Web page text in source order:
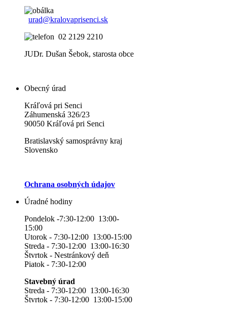
urad@kralovaprisenci.sk
02 2129 2210
JUDr. Dušan Šebok, starosta obce
Obecný úrad
Kráľová pri Senci
Záhumenská 326/23
90050 Kráľová pri Senci
Bratislavský samosprávny kraj
Slovensko
Ochrana osobných údajov
Úradné hodiny
Pondelok -7:30-12:00 13:00-
15:00
Utorok - 7:30-12:00 13:00-15:00
Streda - 7:30-12:00 13:00-16:30
Štvrtok - Nestránkový deň
Piatok - 7:30-12:00
Stavebný úrad
Streda - 7:30-12:00 13:00-16:30
Štvrtok - 7:30-12:00 13:00-15:00